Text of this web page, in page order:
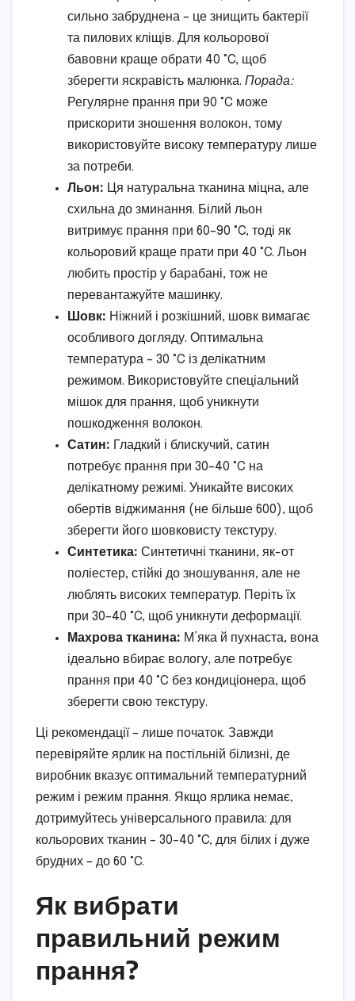
сильно забруднена – це знищить бактерії
та пилових кліщів. Для кольорової
бавовни краще обрати 40 °C, щоб
зберегти яскравість малюнка. Порада:
Регулярне прання при 90 °C може
прискорити зношення волокон, тому
використовуйте високу температуру лише
за потреби.
Льон: Ця натуральна тканина міцна, але
схильна до зминання. Білий льон
витримує прання при 60–90 °C, тоді як
кольоровий краще прати при 40 °C. Льон
любить простір у барабані, тож не
перевантажуйте машинку.
Шовк: Ніжний і розкішний, шовк вимагає
особливого догляду. Оптимальна
температура – 30 °C із делікатним
режимом. Використовуйте спеціальний
мішок для прання, щоб уникнути
пошкодження волокон.
Сатин: Гладкий і блискучий, сатин
потребує прання при 30–40 °C на
делікатному режимі. Уникайте високих
обертів віджимання (не більше 600), щоб
зберегти його шовковисту текстуру.
Синтетика: Синтетичні тканини, як-от
поліестер, стійкі до зношування, але не
люблять високих температур. Періть їх
при 30–40 °C, щоб уникнути деформації.
Махрова тканина: М’яка й пухнаста, вона
ідеально вбирає вологу, але потребує
прання при 40 °C без кондиціонера, щоб
зберегти свою текстуру.
Ці рекомендації – лише початок. Завжди
перевіряйте ярлик на постільній білизні, де
виробник вказує оптимальний температурний
режим і режим прання. Якщо ярлика немає,
дотримуйтесь універсального правила: для
кольорових тканин – 30–40 °C, для білих і дуже
брудних – до 60 °C.
Як вибрати
правильний режим
прання?